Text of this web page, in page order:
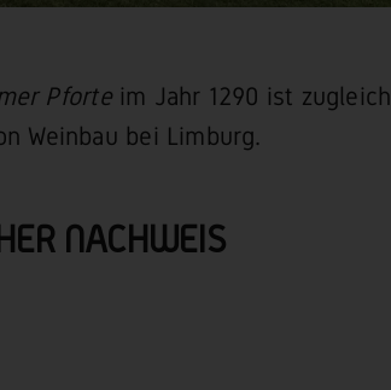
Pforteim Jahr 1290 ist zugleich
Weinbau bei Limburg.
NACHWEIS